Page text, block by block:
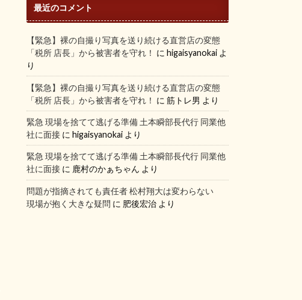
最近のコメント
【緊急】裸の自撮り写真を送り続ける直営店の変態
「税所 店長」から被害者を守れ！ に higaisyanokai よ
り
【緊急】裸の自撮り写真を送り続ける直営店の変態
「税所 店長」から被害者を守れ！ に 筋トレ男 より
緊急 現場を捨てて逃げる準備 土本瞬部長代行 同業他
社に面接 に higaisyanokai より
緊急 現場を捨てて逃げる準備 土本瞬部長代行 同業他
社に面接 に 鹿村のかぁちゃん より
問題が指摘されても責任者 松村翔大は変わらない
現場が抱く大きな疑問 に 肥後宏治 より